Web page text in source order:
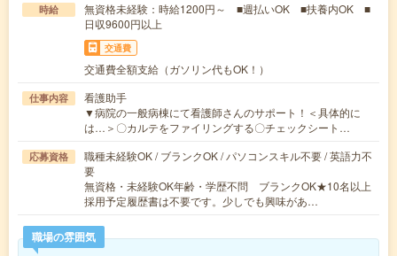
時給
無資格未経験：時給1200円～ ■週払いOK ■扶養内OK ■
日収9600円以上
交通費
交通費全額支給（ガソリン代もOK！）
仕事内容
看護助手
▼病院の一般病棟にて看護師さんのサポート！＜具体的に
は…＞〇カルテをファイリングする〇チェックシート…
応募資格
職種未経験OK / ブランクOK / パソコンスキル不要 / 英語力不
要
無資格・未経験OK年齢・学歴不問 ブランクOK★10名以上
採用予定履歴書は不要です。少しでも興味があ…
職場の雰囲気